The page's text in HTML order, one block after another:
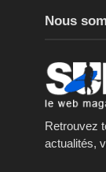
Nous
Retrouvez
actualités,